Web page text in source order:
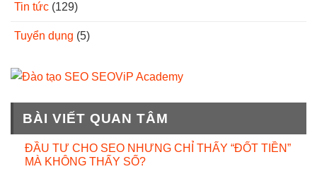
Tin tức (129)
Tuyển dụng (5)
BÀI VIẾT QUAN TÂM
ĐẦU TƯ CHO SEO NHƯNG CHỈ THẤY “ĐỐT TIỀN”
MÀ KHÔNG THẤY SỐ?